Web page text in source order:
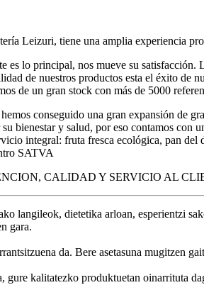
Leizuri, tiene una amplia experiencia
lo principal, nos mueve su satisfacción.
de nuestros productos esta el éxito de
de un gran stock con más de 5000
conseguido una gran expansión de
bienestar y salud, por eso contamos
integral: fruta fresca ecológica, pan
SATVA
CALIDAD Y SERVICIO AL
langileok, dietetika arloan, esperientzi
gara.
da. Bere asetasuna mugitzen
gure kalitatezko produktuetan oinarrituta